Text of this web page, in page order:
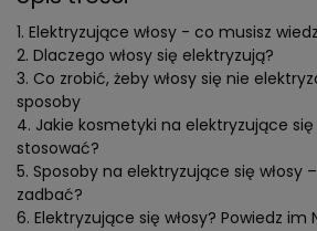
Elektryzujące włosy - co musisz
Dlaczego włosy się elektryzują?
Co zrobić, żeby włosy się nie
sposoby
Jakie kosmetyki na elektryzujące się
stosować?
Sposoby na elektryzujące się włosy
zadbać?
Elektryzujące się włosy? Powiedz im